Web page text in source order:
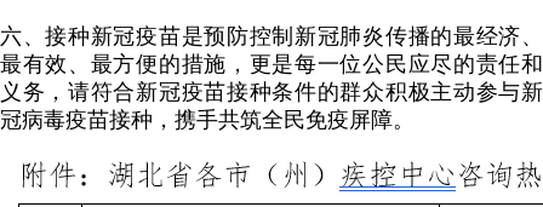
六、接种新冠疫苗是预防控制新冠肺炎传播的最经济、
最有效、最方便的措施，更是每一位公民应尽的责任和
义务，请符合新冠疫苗接种条件的群众积极主动参与新
冠病毒疫苗接种，携手共筑全民免疫屏障。